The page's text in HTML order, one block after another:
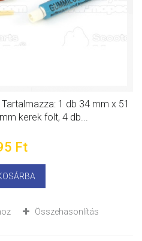
1 db 34 mm x 51
kerek folt, 4 db...
Ft‎
Összehasonlítás